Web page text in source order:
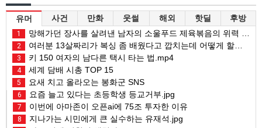
유머 사건 만화 웃썰 해외 핫딜 후방
1 망해가던 장사를 살려낸 남자의 소울푸드 제육볶음의 위력 ㅋㅋ
2 여러분 13살짜리가 복싱 좀 배웠다고 깝치는데 어떻게 할까요?
3 키 150 여자의 남다른 택시 타는 법.mp4
4 세계 담배 시총 TOP 15
5 요새 치고 올라오는 봉화군 SNS
6 요즘 늘고 있다는 초등학생 등교거부.jpg
7 이번에 아마존이 오픈ai에 75조 투자한 이유
8 지나가는 시민에게 큰 실수하는 유재석.jpg